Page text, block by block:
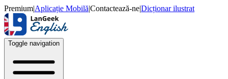
Premium|Aplicație Mobilă|Contactează-ne|Dicționar ilustrat
Toggle navigation